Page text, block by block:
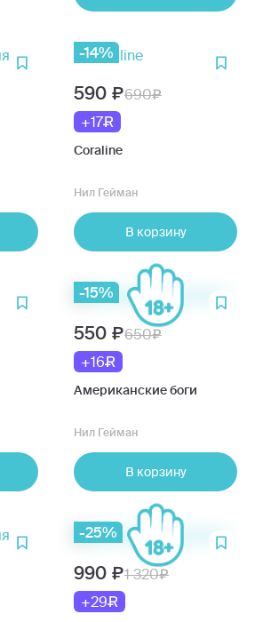
-14%
590
690
+17
Coraline
Нил Гейман
В корзину
-15%
550
650
+16
Американские боги
Нил Гейман
В корзину
-25%
990
1 320
+29